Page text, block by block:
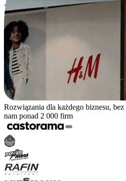
Rozwiązania dla każdego biznesu,
nam ponad 2 000 firm